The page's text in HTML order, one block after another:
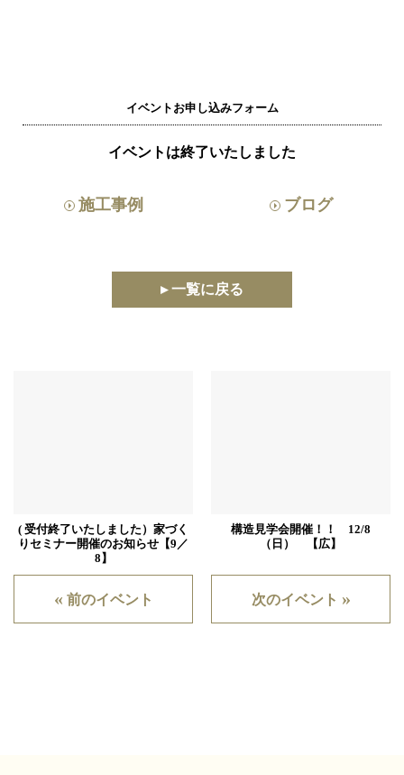
イベントお申し込みフォーム
イベントは終了いたしました
施工事例 ブログ
▸ 一覧に戻る
( 受付終了いたしました）家づく
りセミナー開催のお知らせ【9／
8】
« 前のイベント
構造見学会開催！！ 12/8
（日） 【広】
次のイベント »